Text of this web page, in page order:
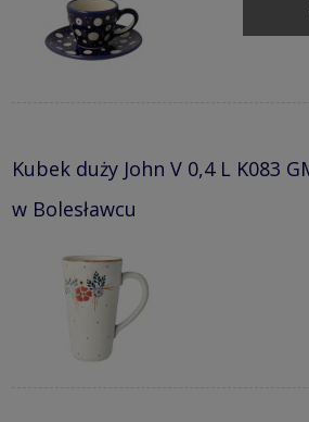
Kubek duży John V 0,4 L K083
w Bolesławcu